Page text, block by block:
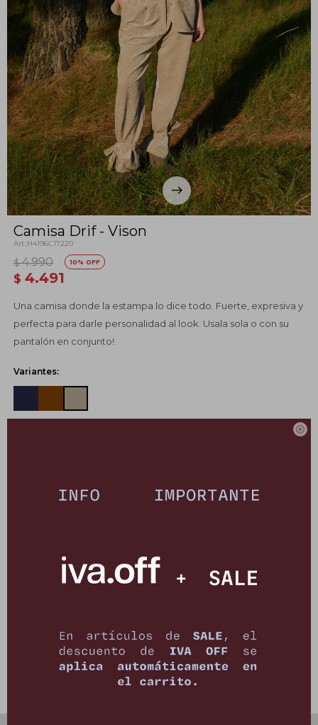

Camisa Drif - Vison
H4196C17220
$ 4.491
$ 4.990 10
Una camisa donde la estampa lo dice todo. Fuerte, expresiva y
perfecta para darle personalidad al look. Usala sola o con su
pantalón en conjunto!
Variantes:
CANJEÁ TUS MILLAS ITAÚ
Ver opciones de pago y planes de cuotas
Cambios y Devoluciones